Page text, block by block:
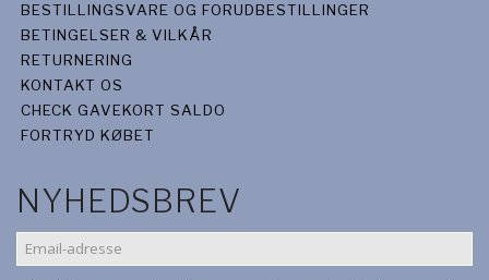
BESTILLINGSVARE OG FORUDBESTILLINGER
BETINGELSER & VILKÅR
RETURNERING
KONTAKT OS
CHECK GAVEKORT SALDO
FORTRYD KØBET
NYHEDSBREV
EMAIL-
ADRESSE